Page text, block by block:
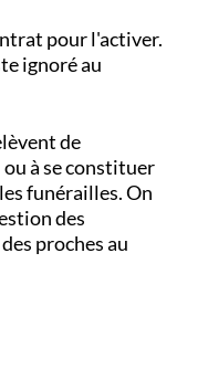
pour l'activer.
ignoré au
de
à se constituer
funérailles. On
des
proches au